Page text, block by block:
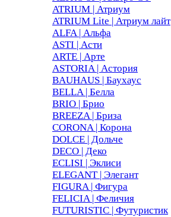
ATRIUM | Атриум
ATRIUM Lite | Атриум лайт
ALFA | Альфа
ASTI | Асти
ARTE | Арте
ASTORIA | Астория
BAUHAUS | Баухаус
BELLA | Белла
BRIO | Брио
BREEZA | Бриза
CORONA | Корона
DOLCE | Дольче
DECO | Деко
ECLISI | Эклиси
ELEGANT | Элегант
FIGURA | Фигура
FELICIA | Феличия
FUTURISTIC | Футуристик